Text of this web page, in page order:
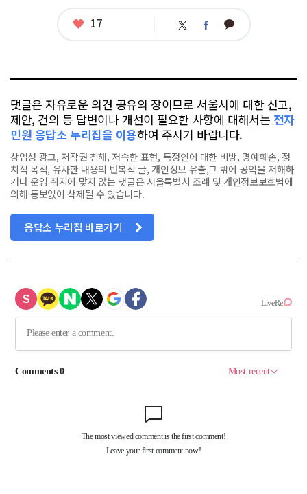
좋
17 트 페 카
댓글은 자유로운 의견 공유의 장이므로 서울시에 대한 신고,
제안, 건의 등 답변이나 개선이 필요한 사항에 대해서는 전자
민원 응답소 누리집을 이용하여 주시기 바랍니다.
상업성 광고, 저작권 침해, 저속한 표현, 특정인에 대한 비방, 명예훼손, 정
치적 목적, 유사한 내용의 반복적 글, 개인정보 유출,그 밖에 공익을 저해하
거나 운영 취지에 맞지 않는 댓글은 서울특별시 조례 및 개인정보보호법에
의해 통보없이 삭제될 수 있습니다.
응답소 누리집 바로가기